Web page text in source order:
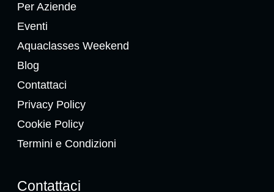
Per Aziende
Eventi
Aquaclasses Weekend
Blog
Contattaci
Privacy Policy
Cookie Policy
Termini e Condizioni
Contattaci